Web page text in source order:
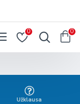
0 0
Užklausa